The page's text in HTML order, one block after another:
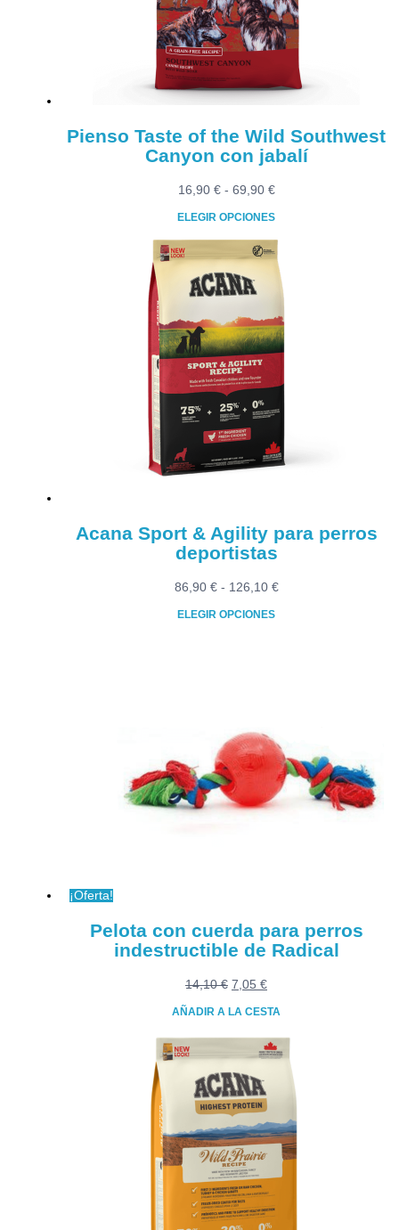
Pienso Taste of the Wild Southwest
Canyon con jabalí
16,90 € - 69,90 €Rango
desde
16,90 €
hasta
ELEGIR OPCIONES
Este
producto
tiene
variantes.
Las
opciones
se
pueden
elegir
en
la
Acana Sport & Agility para perros
deportistas
86,90 € - 126,10 €Rango
ELEGIR OPCIONES
Las
opciones
se
pueden
¡Oferta!
Pelota con cuerda para perros
indestructible de Radical
14,10€ El
14,10 €.
7,05 €El
es:
7,05 €.
AÑADIR A LA CESTA